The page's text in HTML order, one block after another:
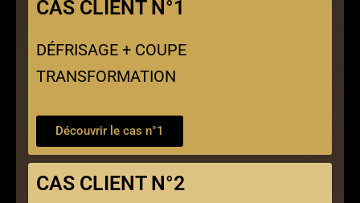
CAS CLIENT N°1
DÉFRISAGE + COUPE
TRANSFORMATION
Découvrir le cas n°1
CAS CLIENT N°2